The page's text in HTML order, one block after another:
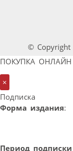
© Copyright
ПОКУПКА ОНЛАЙН
×
Подписка
Форма издания:
Период подписки